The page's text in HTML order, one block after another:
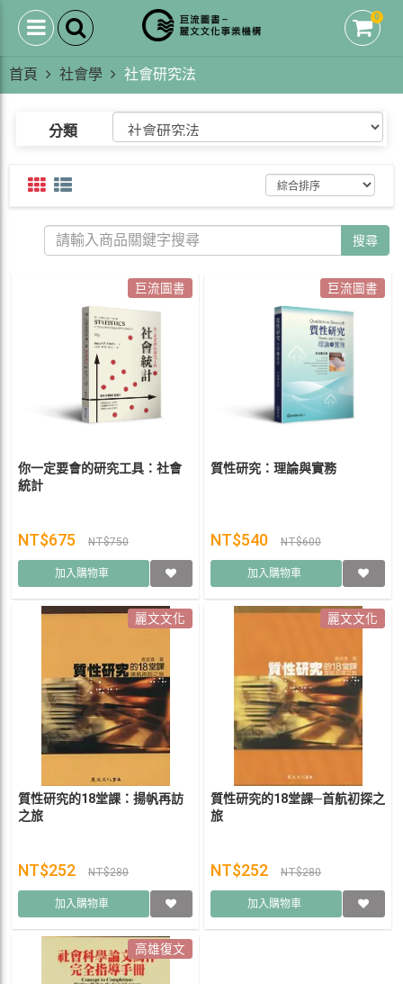
0
首頁 社會學 社會研究法
分類
搜尋
巨流圖書
你一定要會的研究工具：社會
統計
NT$675 NT$750
加入購物車
巨流圖書
質性研究：理論與實務
NT$540 NT$600
加入購物車
麗文文化
質性研究的18堂課：揚帆再訪
之旅
NT$252 NT$280
加入購物車
麗文文化
質性研究的18堂課─首航初探之
旅
NT$252 NT$280
加入購物車
高雄復文